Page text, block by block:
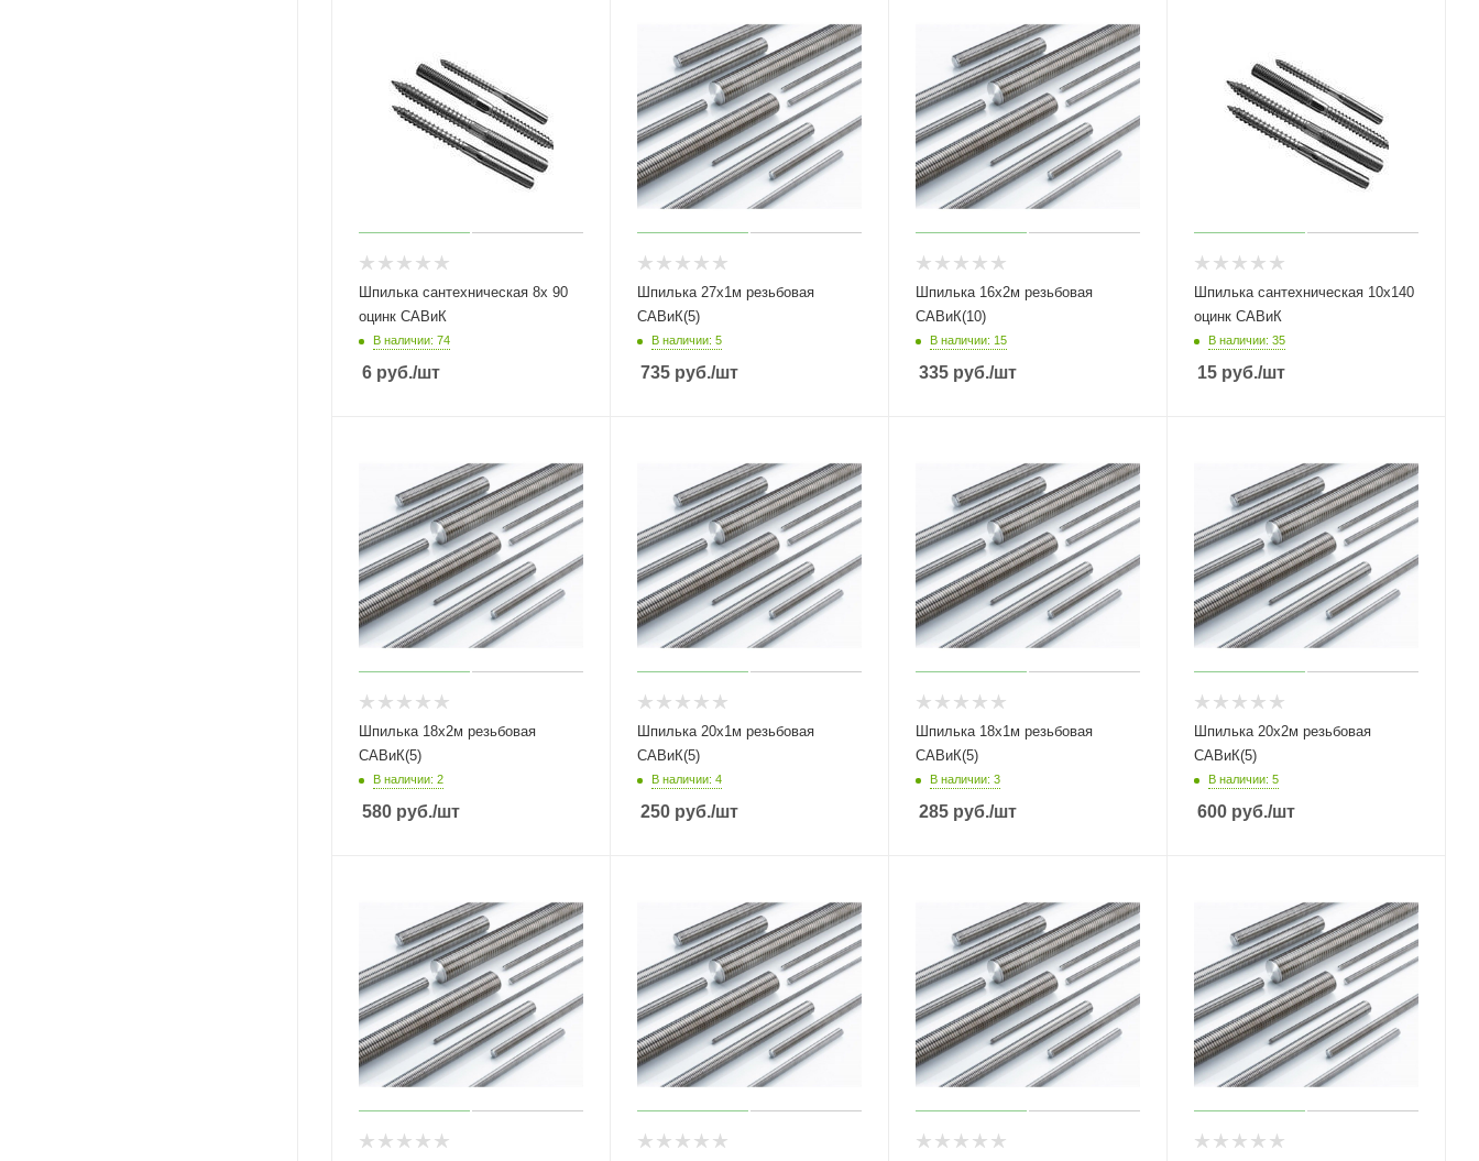
Шпилька сантехническая 8х 90
оцинк САВиК
В наличии: 74
6 руб./шт
Шпилька 27х1м резьбовая
САВиК(5)
В наличии: 5
735 руб./шт
Шпилька 16х2м резьбовая
САВиК(10)
В наличии: 15
335 руб./шт
Шпилька сантехническая 10х140
оцинк САВиК
В наличии: 35
15 руб./шт
Шпилька 18х2м резьбовая
САВиК(5)
В наличии: 2
580 руб./шт
Шпилька 20х1м резьбовая
САВиК(5)
В наличии: 4
250 руб./шт
Шпилька 18х1м резьбовая
САВиК(5)
В наличии: 3
285 руб./шт
Шпилька 20х2м резьбовая
САВиК(5)
В наличии: 5
600 руб./шт